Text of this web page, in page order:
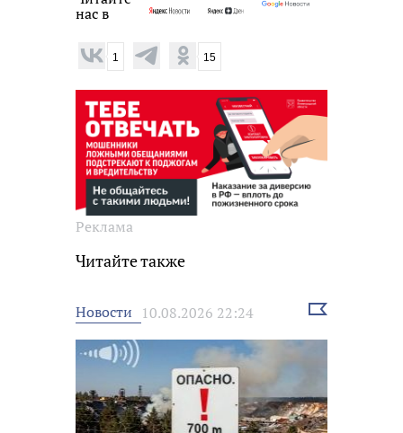
нас в
1 15
Реклама
Читайте также
Новости 10.08.2026 22:24
Выбрать